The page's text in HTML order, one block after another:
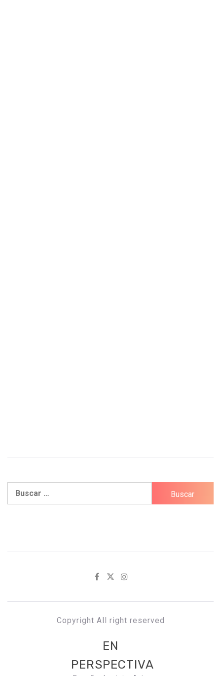
Buscar:
Copyright All right reserved
EN
PERSPECTIVA